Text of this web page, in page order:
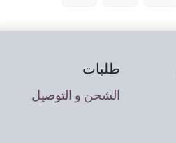
طلبات
الشحن و التوصيل